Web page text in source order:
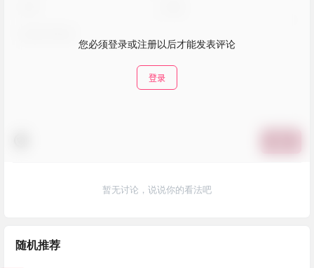
您必须登录或注册以后才能发表评论
登录
暂无讨论，说说你的看法吧
随机推荐